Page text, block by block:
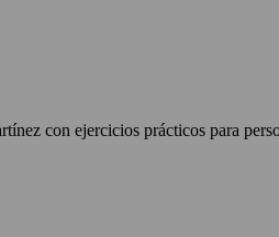
con ejercicios prácticos para